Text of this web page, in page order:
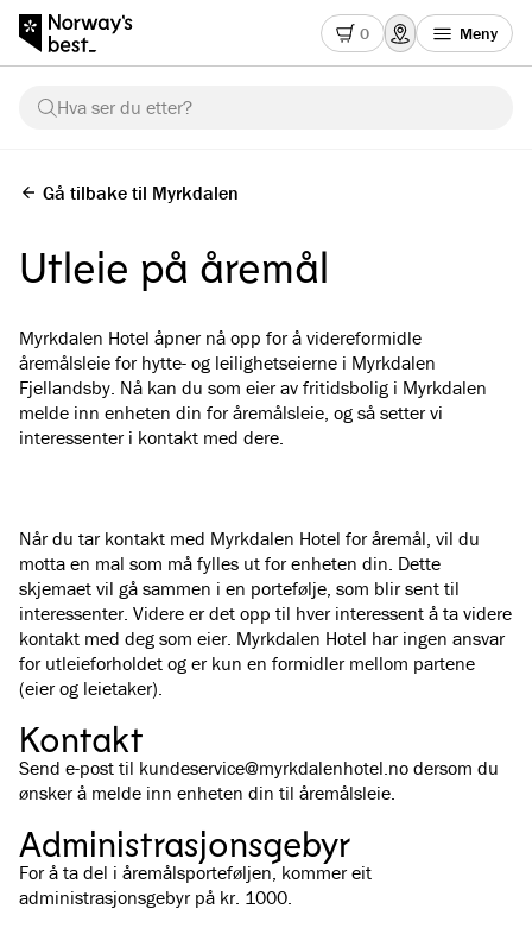
0 Meny
Hva ser du etter?
Gå tilbake til Myrkdalen
Utleie på åremål
Myrkdalen Hotel åpner nå opp for å videreformidle
åremålsleie for hytte- og leilighetseierne i Myrkdalen
Fjellandsby. Nå kan du som eier av fritidsbolig i Myrkdalen
melde inn enheten din for åremålsleie, og så setter vi
interessenter i kontakt med dere.
Når du tar kontakt med Myrkdalen Hotel for åremål, vil du
motta en mal som må fylles ut for enheten din. Dette
skjemaet vil gå sammen i en portefølje, som blir sent til
interessenter. Videre er det opp til hver interessent å ta videre
kontakt med deg som eier. Myrkdalen Hotel har ingen ansvar
for utleieforholdet og er kun en formidler mellom partene
(eier og leietaker).
Kontakt
Send e-post til kundeservice@myrkdalenhotel.no dersom du
ønsker å melde inn enheten din til åremålsleie.
Administrasjonsgebyr
For å ta del i åremålsporteføljen, kommer eit
administrasjonsgebyr på kr. 1000.